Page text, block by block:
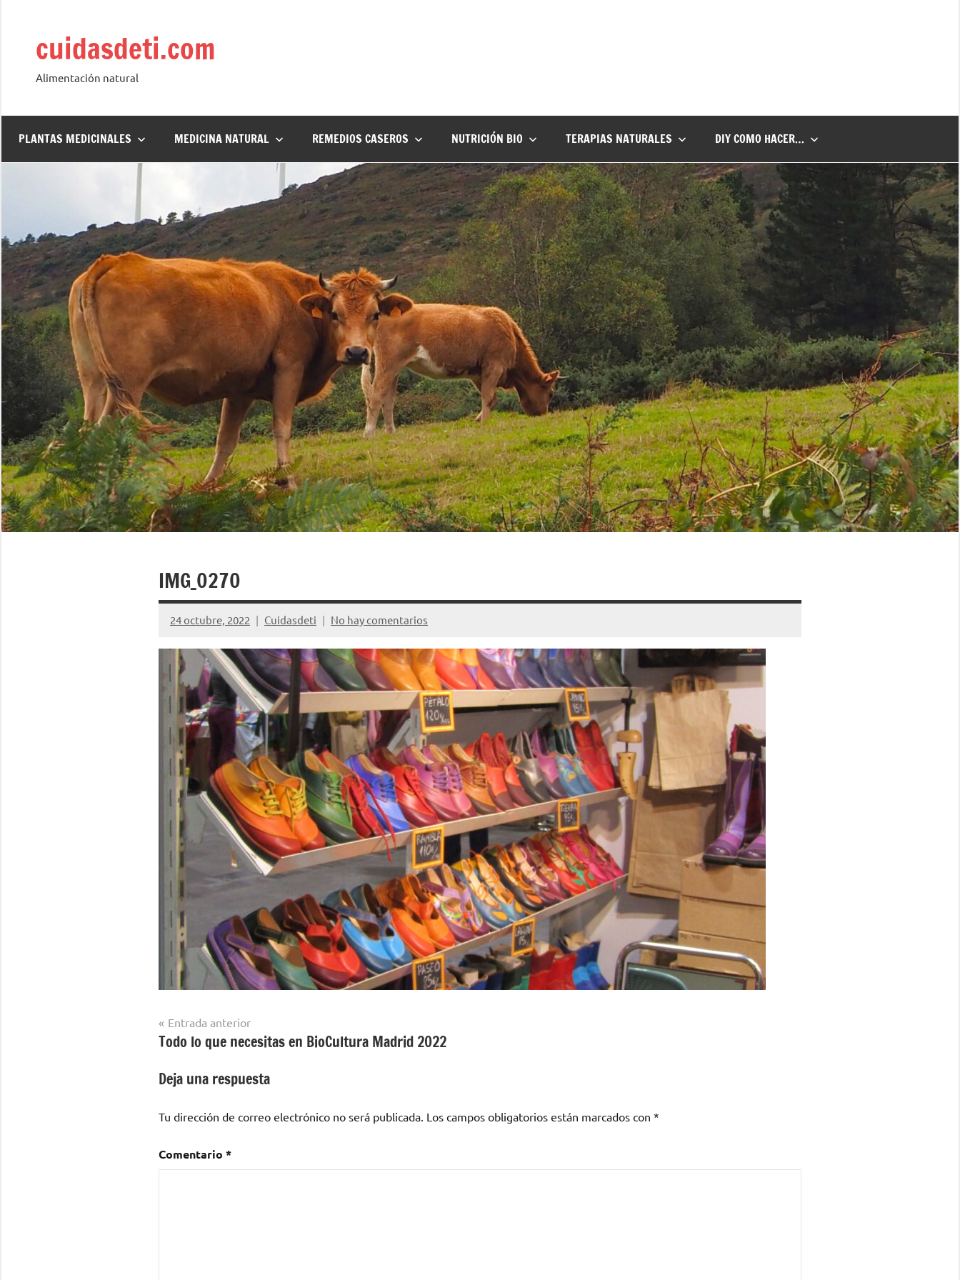
contenidocuidasdeti.com
Alimentación natural
PLANTAS MEDICINALES MEDICINA NATURAL REMEDIOS CASEROS NUTRICIÓN BIO TERAPIAS NATURALES DIY COMO HACER…
IMG_0270
24 octubre, 2022 Cuidasdeti No hay comentarios
Navegación
de
entradas
Entrada anterior
Todo lo que necesitas en BioCultura Madrid 2022
Deja una respuesta
Tu dirección de correo electrónico no será publicada. Los campos obligatorios están marcados con *
Comentario *